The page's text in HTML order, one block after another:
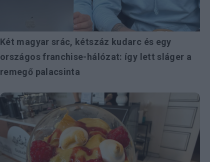
Két magyar srác, kétszáz kudarc és egy
országos franchise-hálózat: így lett sláger a
remegő palacsinta